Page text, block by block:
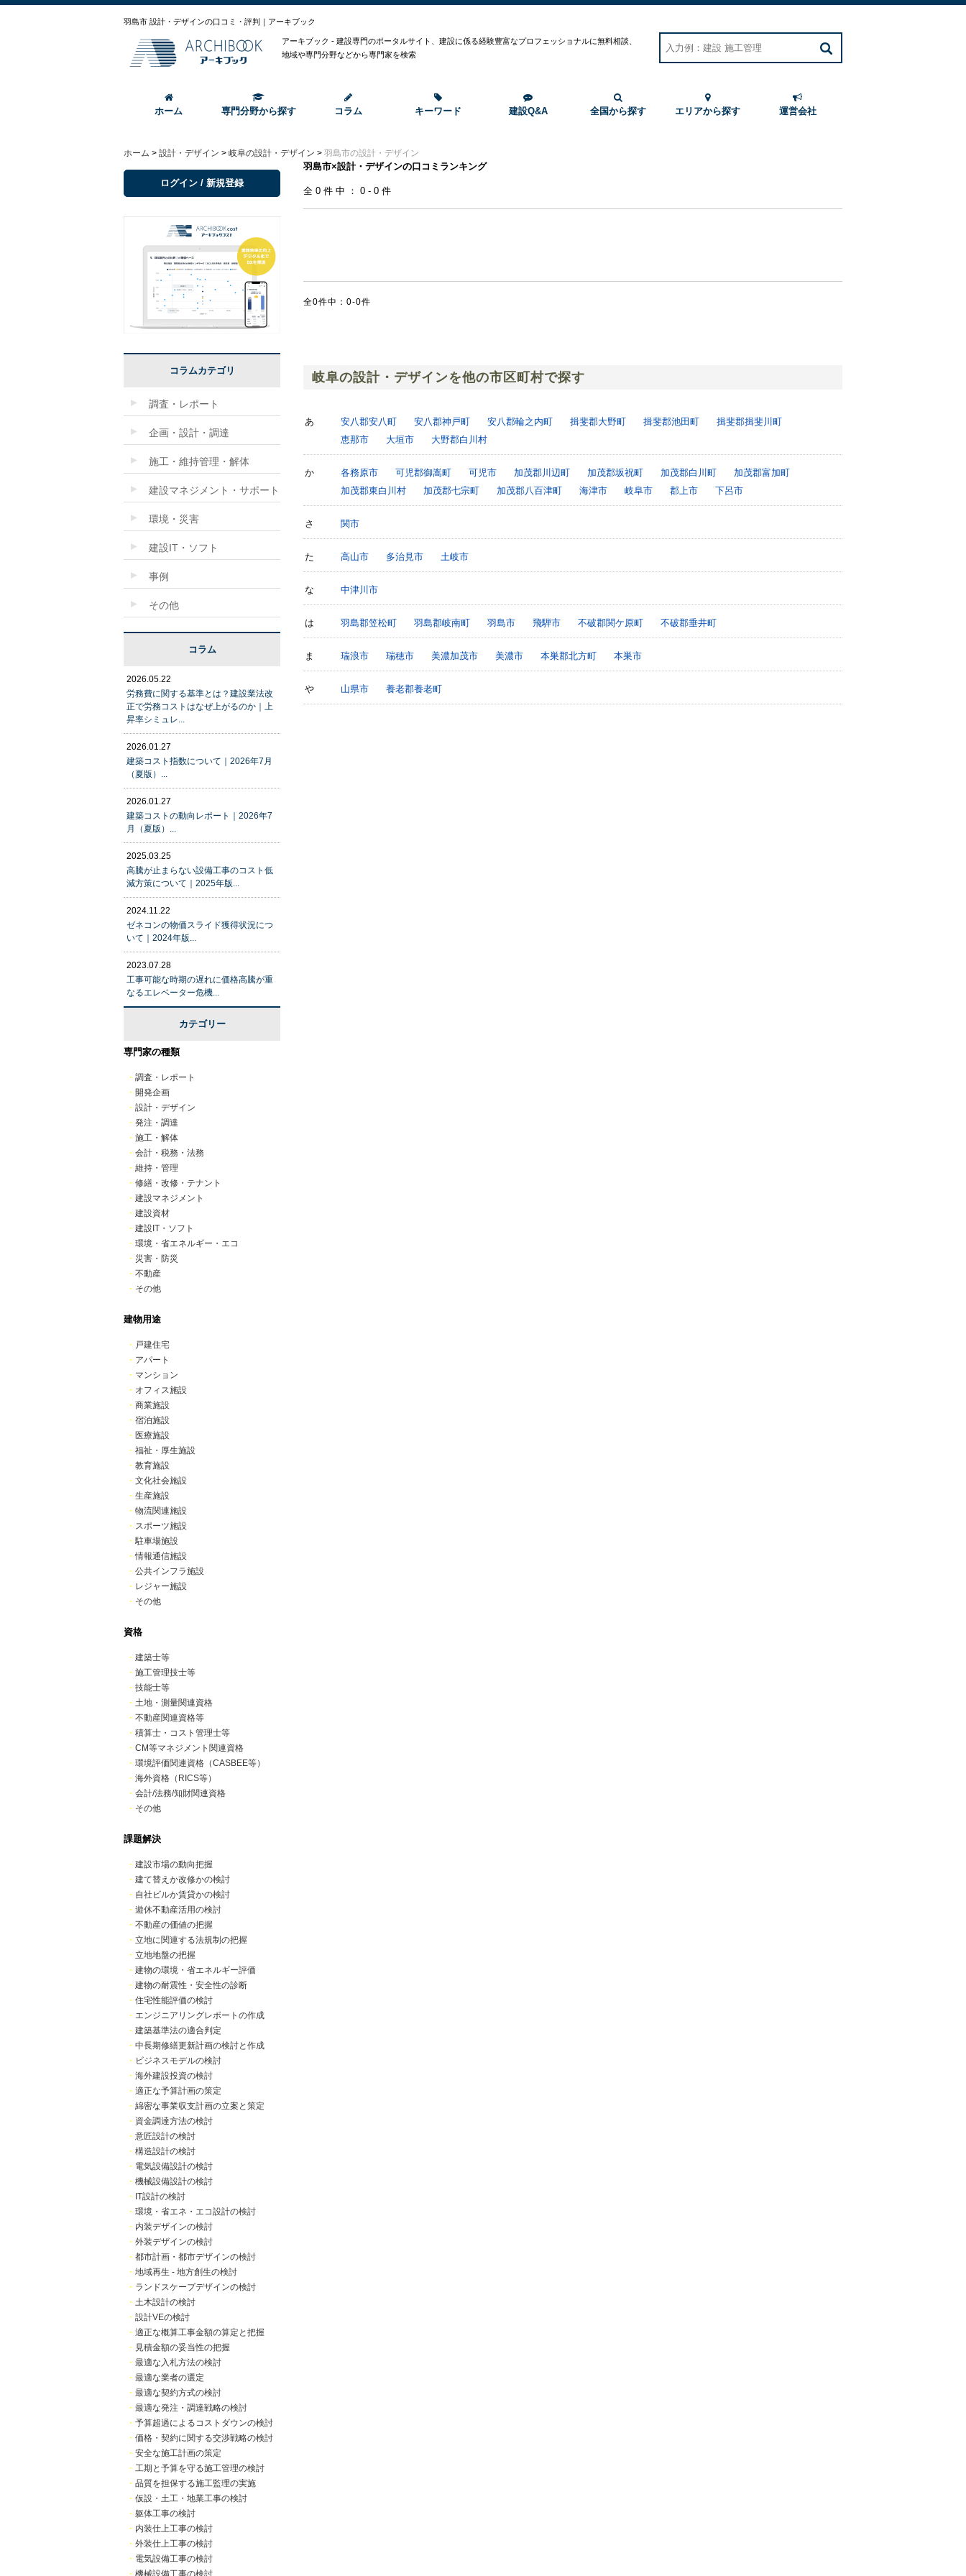
羽島市 設計・デザインの口コミ・評判｜アーキブック
アーキブック - 建設専門のポータルサイト、建設に係る経験豊富なプロフェッショナルに無料相談、
地域や専門分野などから専門家を検索
ホーム 専門分野から探す コラム キーワード 建設Q&A 全国から探す エリアから探す 運営会社
ホーム > 設計・デザイン > 岐阜の設計・デザイン > 羽島市の設計・デザイン
羽島市×設計・デザインの口コミランキング
全0件中：0-0件
全0件中：0-0件
岐阜の設計・デザインを他の市区町村で探す
あ 安八郡安八町 安八郡神戸町 安八郡輪之内町 揖斐郡大野町 揖斐郡池田町
揖斐郡揖斐川町
恵那市
大垣市 大野郡白川村
か 各務原市 可児郡御嵩町 可児市 加茂郡川辺町 加茂郡坂祝町 加茂郡白川町
加茂郡富加町
加茂郡東白川村
加茂郡七宗町 加茂郡八百津町 海津市 岐阜市 郡上市 下呂市
さ 関市
た 高山市 多治見市 土岐市
な 中津川市
は 羽島郡笠松町 羽島郡岐南町 羽島市 飛騨市 不破郡関ケ原町 不破郡垂井町
ま 瑞浪市 瑞穂市 美濃加茂市 美濃市 本巣郡北方町 本巣市
や 山県市 養老郡養老町
ログイン / 新規登録
コラムカテゴリ
調査・レポート
企画・設計・調達
施工・維持管理・解体
建設マネジメント・サポート
環境・災害
建設IT・ソフト
事例
その他
コラム
2026.05.22
労務費に関する基準とは？建設業法改
正で労務コストはなぜ上がるのか｜上
昇率シミュレ...
2026.01.27
建築コスト指数について｜2026年7月
（夏版）...
2026.01.27
建築コストの動向レポート｜2026年7
月（夏版）...
2025.03.25
高騰が止まらない設備工事のコスト低
減方策について｜2025年版...
2024.11.22
ゼネコンの物価スライド獲得状況につ
いて｜2024年版...
2023.07.28
工事可能な時期の遅れに価格高騰が重
なるエレベーター危機...
カテゴリー
専門家の種類
・ 調査・レポート
・ 開発企画
・ 設計・デザイン
・ 発注・調達
・ 施工・解体
・ 会計・税務・法務
・ 維持・管理
・ 修繕・改修・テナント
・ 建設マネジメント
・ 建設資材
・ 建設IT・ソフト
・ 環境・省エネルギー・エコ
・ 災害・防災
・ 不動産
・ その他
建物用途
・ 戸建住宅
・ アパート
・ マンション
・ オフィス施設
・ 商業施設
・ 宿泊施設
・ 医療施設
・ 福祉・厚生施設
・ 教育施設
・ 文化社会施設
・ 生産施設
・ 物流関連施設
・ スポーツ施設
・駐車場施設
・情報通信施設
・ 公共インフラ施設
・ レジャー施設
・ その他
資格
・ 建築士等
・ 施工管理技士等
・ 技能士等
・ 土地・測量関連資格
・ 不動産関連資格等
・ 積算士・コスト管理士等
・ CM等マネジメント関連資格
・ 環境評価関連資格（CASBEE等）
・ 海外資格（RICS等）
・ 会計/法務/知財関連資格
・ その他
課題解決
・ 建設市場の動向把握
・ 建て替えか改修かの検討
・ 自社ビルか賃貸かの検討
・ 遊休不動産活用の検討
・ 不動産の価値の把握
・ 立地に関連する法規制の把握
・ 立地地盤の把握
・ 建物の環境・省エネルギー評価
・ 建物の耐震性・安全性の診断
・ 住宅性能評価の検討
・ エンジニアリングレポートの作成
・ 建築基準法の適合判定
・ 中長期修繕更新計画の検討と作成
・ ビジネスモデルの検討
・ 海外建設投資の検討
・ 適正な予算計画の策定
・ 綿密な事業収支計画の立案と策定
・ 資金調達方法の検討
・ 意匠設計の検討
・ 構造設計の検討
・ 電気設備設計の検討
・ 機械設備設計の検討
・ IT設計の検討
・ 環境・省エネ・エコ設計の検討
・ 内装デザインの検討
・ 外装デザインの検討
・ 都市計画・都市デザインの検討
・ 地域再生 - 地方創生の検討
・ ランドスケープデザインの検討
・ 土木設計の検討
・ 設計VEの検討
・ 適正な概算工事金額の算定と把握
・ 見積金額の妥当性の把握
・ 最適な入札方法の検討
・ 最適な業者の選定
・ 最適な契約方式の検討
・ 最適な発注・調達戦略の検討
・ 予算超過によるコストダウンの検討
・ 価格・契約に関する交渉戦略の検討
・ 安全な施工計画の策定
・ 工期と予算を守る施工管理の検討
・ 品質を担保する施工監理の実施
・ 仮設・土工・地業工事の検討
・ 躯体工事の検討
・ 内装仕上工事の検討
・ 外装仕上工事の検討
・ 電気設備工事の検討
・ 機械設備工事の検討